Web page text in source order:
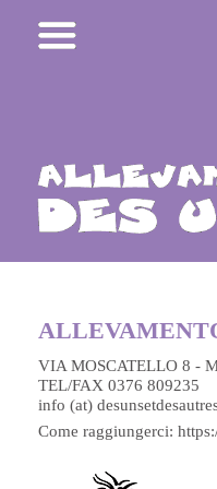
VIA MOSCATELLO 8 -
TEL/FAX 0376 809235
info (at)
Come raggiungerci: